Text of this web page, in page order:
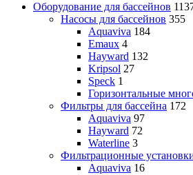
Оборудование для бассейнов
Насосы для бассейнов 355
Aquaviva 184
Emaux 4
Hayward 132
Kripsol 27
Speck 1
Горизонтальные
Фильтры для бассейна 172
Aquaviva 97
Hayward 72
Waterline 3
Фильтрационные
Aquaviva 16